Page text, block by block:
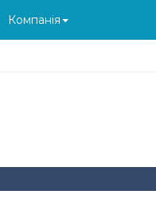
Компанія